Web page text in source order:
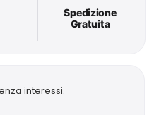
Spedizione
Gratuita